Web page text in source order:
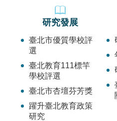
研究發展
臺北市優質學校評
選
臺北教育111標竿
學校評選
臺北市杏壇芬芳獎
躍升臺北教育政策
研究